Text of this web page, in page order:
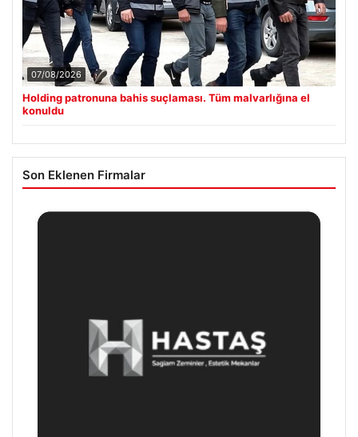
07/08/2026
Holding patronuna bahis suçlaması. Tüm malvarlığına el
konuldu
Son Eklenen Firmalar